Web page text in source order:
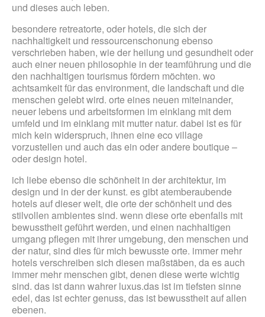
und dieses auch leben.
besondere retreatorte, oder hotels, die sich der
nachhaltigkeit und ressourcenschonung ebenso
verschrieben haben, wie der heilung und gesundheit oder
auch einer neuen philosophie in der teamführung und die
den nachhaltigen tourismus fördern möchten. wo
achtsamkeit für das environment, die landschaft und die
menschen gelebt wird. orte eines neuen miteinander,
neuer lebens und arbeitsformen im einklang mit dem
umfeld und im einklang mit mutter natur. dabei ist es für
mich kein widerspruch, ihnen eine eco village
vorzustellen und auch das ein oder andere boutique –
oder design hotel.
ich liebe ebenso die schönheit in der architektur, im
design und in der der kunst. es gibt atemberaubende
hotels auf dieser welt, die orte der schönheit und des
stilvollen ambientes sind. wenn diese orte ebenfalls mit
bewusstheit geführt werden, und einen nachhaltigen
umgang pflegen mit ihrer umgebung, den menschen und
der natur, sind dies für mich bewusste orte. immer mehr
hotels verschreiben sich diesen maßstäben, da es auch
immer mehr menschen gibt, denen diese werte wichtig
sind. das ist dann wahrer luxus.das ist im tiefsten sinne
edel, das ist echter genuss, das ist bewusstheit auf allen
ebenen.